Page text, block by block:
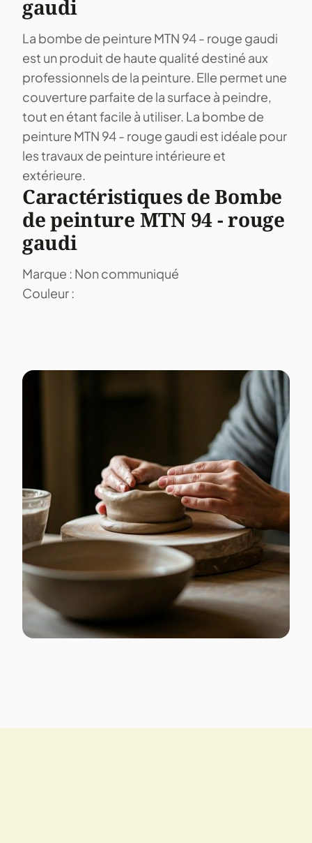
gaudi
La bombe de peinture MTN 94 - rouge gaudi
est un produit de haute qualité destiné aux
professionnels de la peinture. Elle permet une
couverture parfaite de la surface à peindre,
tout en étant facile à utiliser. La bombe de
peinture MTN 94 - rouge gaudi est idéale pour
les travaux de peinture intérieure et
extérieure.
Caractéristiques de Bombe
de peinture MTN 94 - rouge
gaudi
Marque : Non communiqué
Couleur :